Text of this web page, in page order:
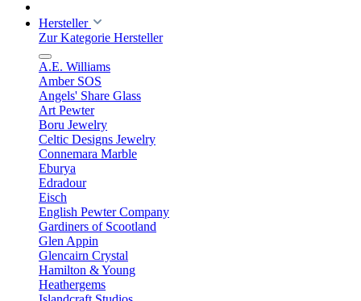
Hersteller
Zur Kategorie Hersteller
A.E. Williams
Amber SOS
Angels' Share Glass
Art Pewter
Boru Jewelry
Celtic Designs Jewelry
Connemara Marble
Eburya
Edradour
Eisch
English Pewter Company
Gardiners of Scootland
Glen Appin
Glencairn Crystal
Hamilton & Young
Heathergems